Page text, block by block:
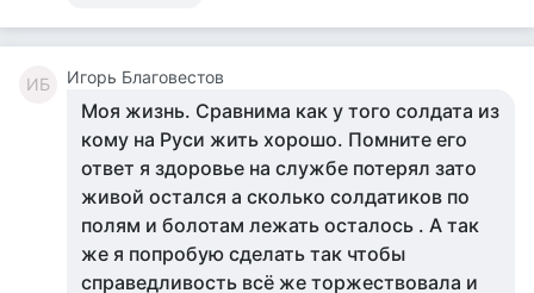
ИБ Игорь Благовестов
Моя жизнь. Сравнима как у того солдата из
кому на Руси жить хорошо. Помните его
ответ я здоровье на службе потерял зато
живой остался а сколько солдатиков по
полям и болотам лежать осталось . А так
же я попробую сделать так чтобы
справедливость всё же торжествовала и